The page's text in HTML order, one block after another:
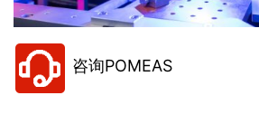
咨询POMEAS